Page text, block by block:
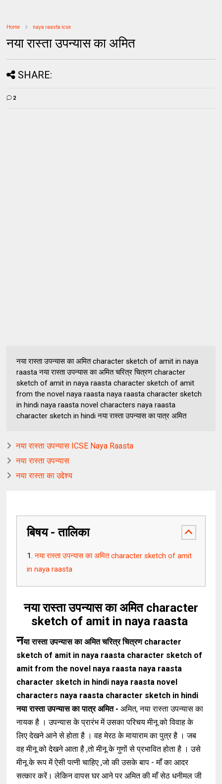
Home naya raasta icse
नया रास्ता उपन्यास का अमित
SHARE:
2
नया रास्ता उपन्यास का अमित character sketch of amit in naya
raasta नया रास्ता उपन्यास का अमित चरित्र चित्रण character
sketch of amit in naya raasta character sketch of amit
from the novel naya raasta naya raasta character sketch
in hindi naya raasta novel characters naya raasta
character sketch in hindi नया रास्ता उपन्यास का पात्र अमित
नया रास्ता उपन्यास ICSE Naya Raasta
नया रास्ता उपन्यास
नया रास्ता का उद्देश्य
बिषय - तालिका
नया रास्ता उपन्यास का अमित character sketch of amit
in naya raasta
नया रास्ता उपन्यास का अमित character
sketch of amit in naya raasta
नया रास्ता उपन्यास का अमित चरित्र चित्रण character
sketch of amit in naya raasta character sketch of
amit from the novel naya raasta naya raasta
character sketch in hindi naya raasta novel
characters naya raasta character sketch in hindi
नया रास्ता उपन्यास का पात्र अमित - अमित, नया रास्ता उपन्यास का
नायक है । उपन्यास के प्रारंभ में उसका परिचय मीनू को विवाह के
लिए देखने आने से होता है । वह मेरठ के मायाराम का पुत्र है । जब
वह मीनू को देखने आता है ,तो मीनू के गुणों से प्रभावित होता है । उसे
मीनू के रूप में ऐसी पत्नी चाहिए ,जो की उसके बाप - माँ का आदर
सत्कार करें। लेकिन वापस घर आने पर अमित की माँ सेठ धनीमल जी